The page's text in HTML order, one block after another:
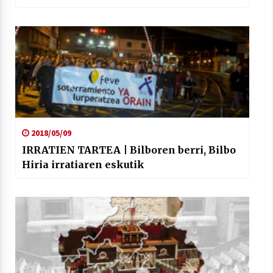
2018/05/09
IRRATIEN TARTEA | Bilboren berri, Bilbo
Hiria irratiaren eskutik